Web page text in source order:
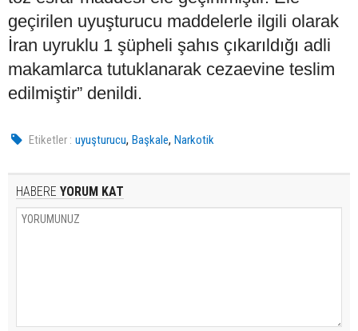
geçirilen uyuşturucu maddelerle ilgili olarak
İran uyruklu 1 şüpheli şahıs çıkarıldığı adli
makamlarca tutuklanarak cezaevine teslim
edilmiştir” denildi.
Etiketler : uyuşturucu,Başkale,Narkotik
HABERE YORUM KAT